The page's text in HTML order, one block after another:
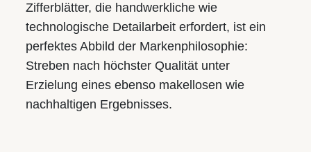
Zifferblätter, die handwerkliche wie
technologische Detailarbeit erfordert, ist ein
perfektes Abbild der Markenphilosophie:
Streben nach höchster Qualität unter
Erzielung eines ebenso makellosen wie
nachhaltigen Ergebnisses.